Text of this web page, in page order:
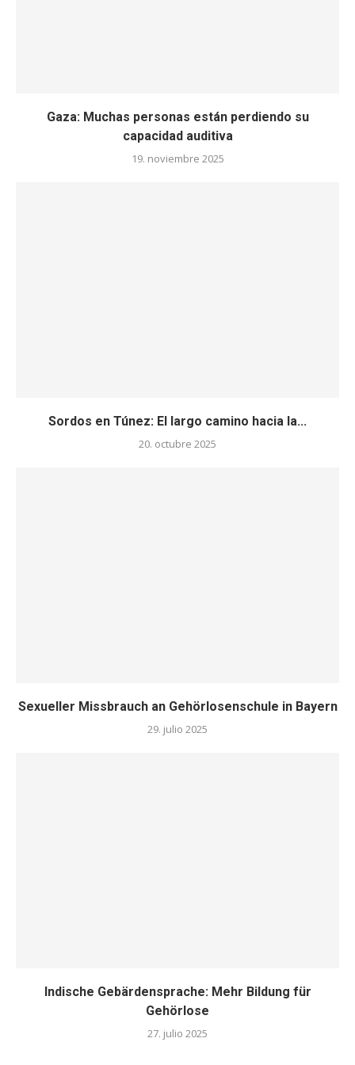
Gaza: Muchas personas están perdiendo su
capacidad auditiva
19. noviembre 2025
Sordos en Túnez: El largo camino hacia la...
20. octubre 2025
Sexueller Missbrauch an Gehörlosenschule in Bayern
29. julio 2025
Indische Gebärdensprache: Mehr Bildung für
Gehörlose
27. julio 2025